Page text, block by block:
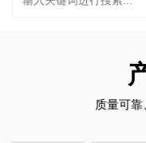
质量可